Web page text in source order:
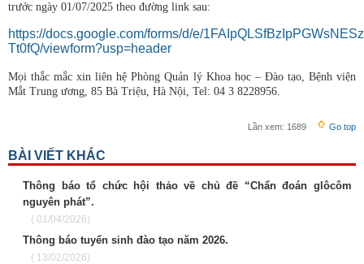
trước ngày 01/07/2025 theo đường link sau:
https://docs.google.com/forms/d/e/
Tt0fQ/viewform?usp=header
Mọi thắc mắc xin liên hệ Phòng Quản lý Khoa học – Đào tạo, Bệnh viện
Mắt Trung ương, 85 Bà Triệu, Hà Nội, Tel: 04 3 8228956.
Lần xem: 1689 Go top
BÀI VIẾT KHÁC
Thông báo tổ chức hội thảo về chủ đề “Chẩn đoán glôcôm
nguyên phát”.
( 01/04/2026)
Thông báo tuyển sinh đào tạo năm 2026.
( 13/02/2026)